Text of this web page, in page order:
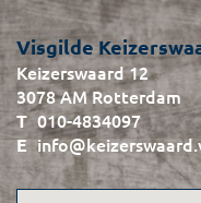
Visgilde
Keizerswaard 12
3078 AM Rotterdam
010-4834097